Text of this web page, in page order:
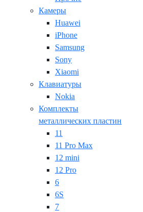
Камеры
Huawei
iPhone
Samsung
Sony
Xiaomi
Клавиатуры
Nokia
Комплекты
металлических пластин
11
11 Pro Max
12 mini
12 Pro
6
6S
7